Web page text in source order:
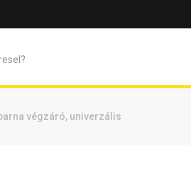
végzáró, univerzális
vélemények Kérdések és válaszok